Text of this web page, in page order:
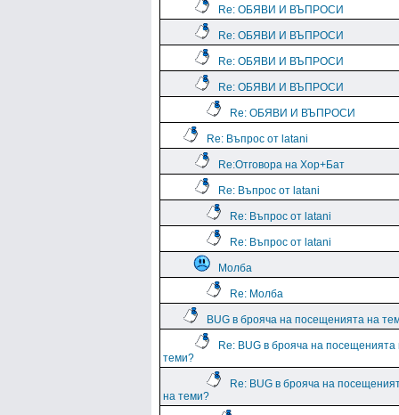
Re: ОБЯВИ И ВЪПРОСИ
Re: ОБЯВИ И ВЪПРОСИ
Re: ОБЯВИ И ВЪПРОСИ
Re: ОБЯВИ И ВЪПРОСИ
Re: ОБЯВИ И ВЪПРОСИ
Re: Въпрос от latani
Re:Отговора на Хор+Бат
Re: Въпрос от latani
Re: Въпрос от latani
Re: Въпрос от latani
Молба
Re: Молба
BUG в брояча на посещенията на
Re: BUG в брояча на посещенията
теми?
Re: BUG в брояча на
на теми?